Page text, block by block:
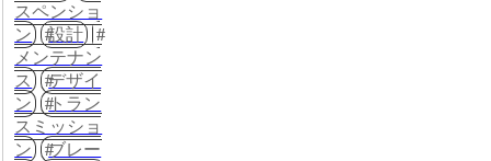
スペンショ
ン
設計
メンテナン
ス
デザイ
ン
トラン
スミッショ
ン
ブレー